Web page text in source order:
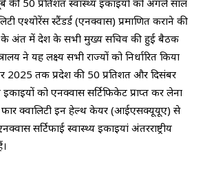
एश्योरेंस स्टैंडर्ड (एनक्वास) प्रमाणित कराने की
के अंत में देश के सभी मुख्य सचिव की हुई बैठक
ने यह लक्ष्य सभी राज्यों को निर्धारित किया
2025 तक प्रदेश की 50 प्रतिशत और दिसंबर
को एनक्वास सर्टिफिकेट प्राप्त कर लेना
फार क्वालिटी इन हेल्थ केयर (आईएसक्यूयूए) से
सर्टिफाई स्वास्थ्य इकाइयां अंतरराष्ट्रीय